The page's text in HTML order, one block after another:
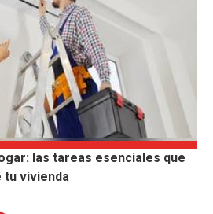
las tareas esenciales que
tu vivienda